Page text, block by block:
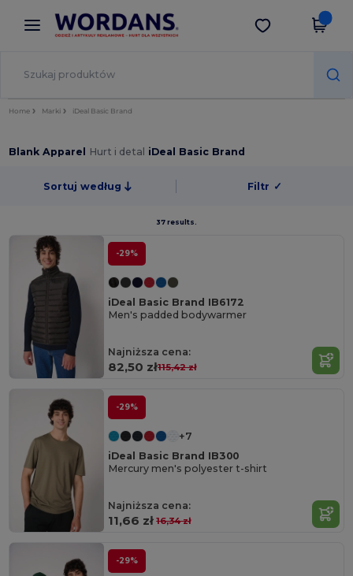
× Aplikacja Wordans
Lepsze ceny w aplikacji!
Pobierz app
Home Marki iDeal Basic Brand
Blank Apparel Hurt i detal iDeal Basic Brand
Sortuj według Filtr ✓
37 results.
-29%
iDeal Basic Brand IB6172
Men's padded bodywarmer
Najniższa cena:
82,50 zł115,42 zł
-29%
+7
iDeal Basic Brand IB300
Mercury men's polyester t-shirt
Najniższa cena:
11,66 zł 16,34 zł
-29%